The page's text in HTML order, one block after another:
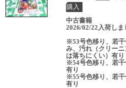
中古書籍
2026/02/22入荷しま
※53号色移り、若干
み、汚れ（クリーニ
は落ちにくい）有り
※54号色移り、若干
有り
※55号色移り、若干
有り